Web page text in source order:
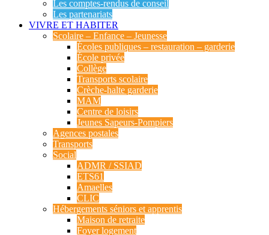
Les comptes-rendus de conseil
Les partenariats
VIVRE ET HABITER
Scolaire – Enfance – Jeunesse
Écoles publiques – restauration – garderie
École privée
Collège
Transports scolaire
Crèche-halte garderie
MAM
Centre de loisirs
Jeunes Sapeurs-Pompiers
Agences postales
Transports
Social
ADMR / SSIAD
ETS61
Amaelles
CLIC
Hébergements séniors et apprentis
Maison de retraite
Foyer logement